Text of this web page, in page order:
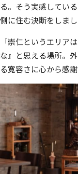
る。そう実感してい
側に住む決断をしまし
「崇仁というエリア
な』と思える場所。
る寛容さに心から感謝